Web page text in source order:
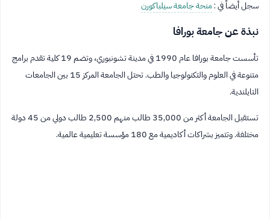
سجل أيضاً في :منحة جامعة سيلباكورن
نبذة عن جامعة بورافا
تأسست جامعة بورافا عام 1990 في مدينة تشونبوري، وتضم 19 كلية تقدم برامج
متنوعة في العلوم والتكنولوجيا والطب. تحتل الجامعة المركز 15 بين الجامعات
التايلندية.
تستقبل الجامعة أكثر من 35,000 طالب منهم 2,500 طالب دولي من 45 دولة
مختلفة. وتتميز بشراكات أكاديمية مع 180 مؤسسة تعليمية عالمية.